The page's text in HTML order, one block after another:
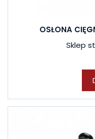
OSŁONA
Sklep